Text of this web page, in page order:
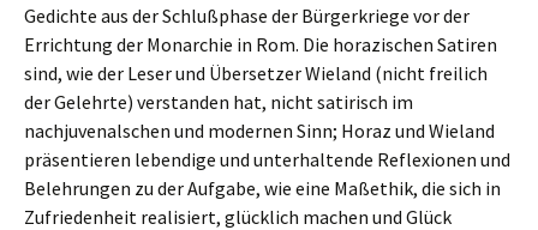
Gedichte aus der Schlußphase der Bürgerkriege vor der
Errichtung der Monarchie in Rom. Die horazischen Satiren
sind, wie der Leser und Übersetzer Wieland (nicht freilich
der Gelehrte) verstanden hat, nicht satirisch im
nachjuvenalschen und mo­dernen Sinn; Horaz und Wieland
präsentieren lebendige und unterhaltende Reflexi­onen und
Belehrungen zu der Aufgabe, wie eine Maßethik, die sich in
Zufriedenheit realisiert, glücklich machen und Glück